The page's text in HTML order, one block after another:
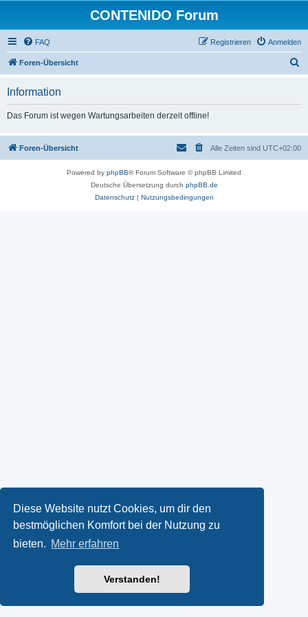
Diese Website nutzt Cookies, um dir den
bestmöglichen Komfort bei der Nutzung zu
bieten. Mehr erfahren
Verstanden!
CONTENIDO Forum
FAQ Anmelden
Registrieren
Foren-Übersicht
Information
Das Forum ist wegen Wartungsarbeiten derzeit offline!
Foren-Übersicht Alle Zeiten sind UTC+02:00
Powered by phpBB® Forum Software © phpBB Limited
Deutsche Übersetzung durch phpBB.de
Datenschutz| Nutzungsbedingungen